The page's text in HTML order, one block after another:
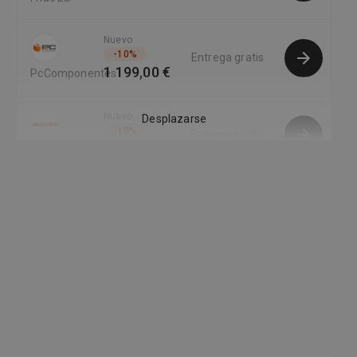
PcComponentes
Nuevo
-10%
1 199,00 €
Entrega gratis
Desplazarse